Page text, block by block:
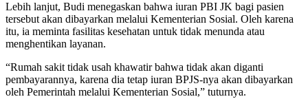
Lebih lanjut, Budi menegaskan bahwa iuran PBI JK bagi pasien
tersebut akan dibayarkan melalui Kementerian Sosial. Oleh karena
itu, ia meminta fasilitas kesehatan untuk tidak menunda atau
menghentikan layanan.
“Rumah sakit tidak usah khawatir bahwa tidak akan diganti
pembayarannya, karena dia tetap iuran BPJS-nya akan dibayarkan
oleh Pemerintah melalui Kementerian Sosial,” tuturnya.